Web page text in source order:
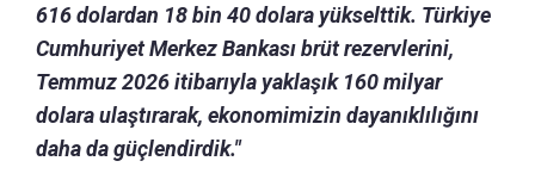
616 dolardan 18 bin 40 dolara yükselttik. Türkiye
Cumhuriyet Merkez Bankası brüt rezervlerini,
Temmuz 2026 itibarıyla yaklaşık 160 milyar
dolara ulaştırarak, ekonomimizin dayanıklılığını
daha da güçlendirdik."